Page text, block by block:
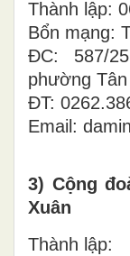
Thành lập:
Bổn mạng:
ĐC: 587/
phường
ĐT:
Email:
3) Cộng
Xuân
Thành lập: